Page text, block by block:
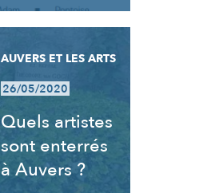
AUVERS ET LES ARTS
26/05/2020
Quels artistes
sont enterrés
à Auvers ?